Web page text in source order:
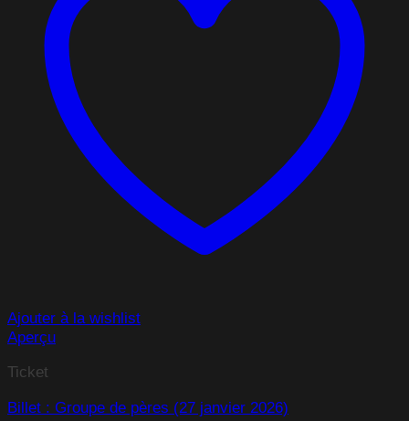
Ajouter à la wishlist
Aperçu
Ticket
Billet : Groupe de pères (27 janvier 2026)